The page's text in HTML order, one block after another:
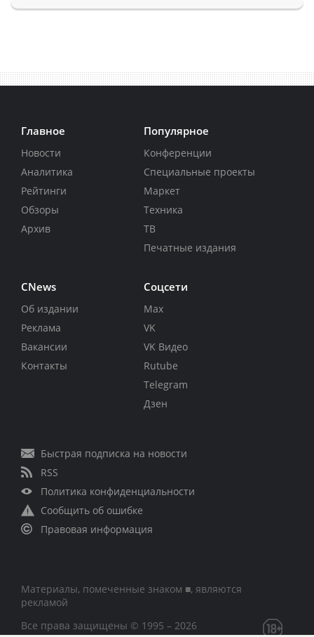
Главное
Новости
Аналитика
Рейтинги
Обзоры
Архив
Популярное
Конференции
Специальные проекты
Маркет
Техника
ТВ
Печатные издания
CNews
Об издании
Реклама
Вакансии
Контакты
Соцсети
Max
VK
VK Видео
Rutube
Telegram
Дзен
Быстрая подписка на новости
RSS
Политика конфиденциальности
Сообщить об ошибке
Правовая информация
Материалы, помеченные знаком ■, являются
рекламой
Все права защищены © 1995 – 2026